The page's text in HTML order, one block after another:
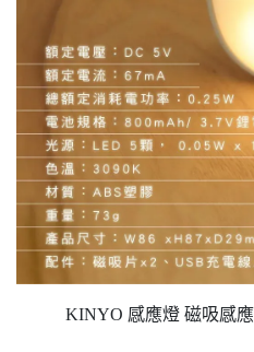
KINYO 感應燈 磁吸感